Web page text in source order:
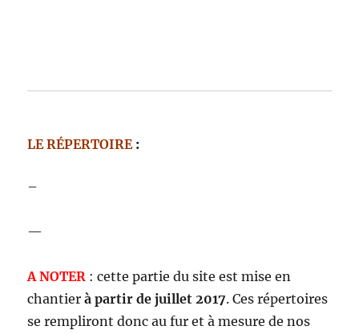
LE RÉPERTOIRE:
–
—
A NOTER : cette partie du site est mise en
chantierà partir de juillet 2017. Ces répertoires
se rempliront donc au fur et à mesure de nos